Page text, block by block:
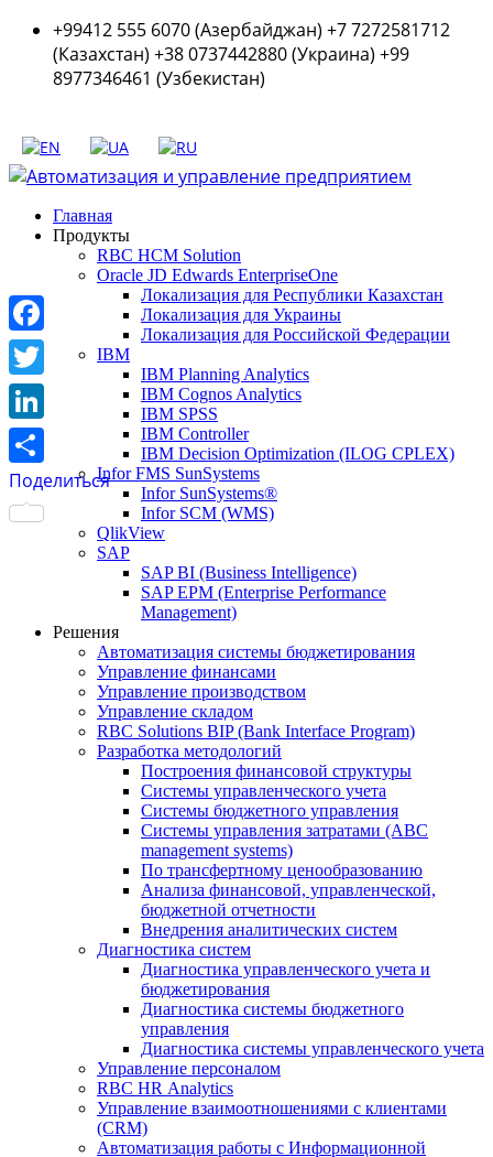
+99412 555 6070 (Азербайджан) +7 7272581712
(Казахстан) +38 0737442880 (Украина) +99
8977346461 (Узбекистан)
Главная
Продукты
RBC HCM Solution
Oracle JD Edwards EnterpriseOne
Локализация для Республики Казахстан
Локализация для Украины
Локализация для Российской Федерации
IBM
IBM Planning Analytics
IBM Cognos Analytics
IBM SPSS
IBM Controller
IBM Decision Optimization (ILOG CPLEX)
Infor FMS SunSystems
Infor SunSystems®
Infor SCM (WMS)
QlikView
SAP
SAP BI (Business Intelligence)
SAP EPM (Enterprise Performance
Management)
Решения
Автоматизация системы бюджетирования
Управление финансами
Управление производством
Управление складом
RBC Solutions BIP (Bank Interface Program)
Разработка методологий
Построения финансовой структуры
Системы управленческого учета
Системы бюджетного управления
Системы управления затратами (АBC
management systems)
По трансфертному ценообразованию
Анализа финансовой, управленческой,
бюджетной отчетности
Внедрения аналитических систем
Диагностика систем
Диагностика управленческого учета и
бюджетирования
Диагностика системы бюджетного
управления
Диагностика системы управленческого учета
Управление персоналом
RBC HR Аnalytics
Управление взаимоотношениями с клиентами
(СRM)
Автоматизация работы с Информационной
Facebook
Twitter
LinkedIn
Поделиться